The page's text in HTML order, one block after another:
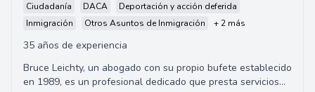
Ciudadanía DACA
Deportación y acción deferida
Inmigración
Otros Asuntos de Inmigración + 2 más
35 años de experiencia
Bruce Leichty, un abogado con su propio bufete establecido
en 1989, es un profesional dedicado que presta servicios